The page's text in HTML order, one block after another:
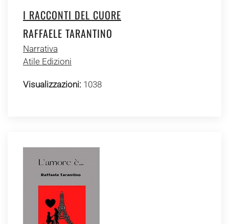
I RACCONTI DEL CUORE
RAFFAELE TARANTINO
Narrativa
Atile Edizioni
Visualizzazioni: 1038